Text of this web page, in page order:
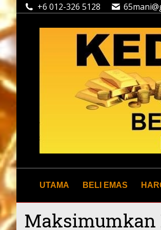
+6 012-326 5128
UTAMA BELI EMAS
Maksimumkan